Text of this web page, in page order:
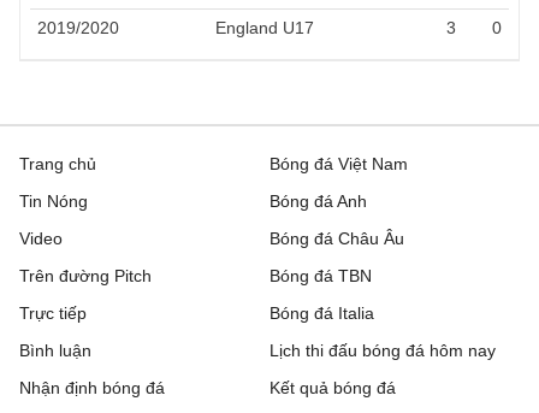
2019/2020
England U17 3 0
Trang chủ
Tin Nóng
Video
Trên đường Pitch
Trực tiếp
Bóng đá Việt Nam
Bóng đá Anh
Bóng đá Châu Âu
Bóng đá TBN
Bóng đá Italia
Bình luận
Nhận định bóng đá
Lịch thi đấu bóng đá hôm nay
Kết quả bóng đá